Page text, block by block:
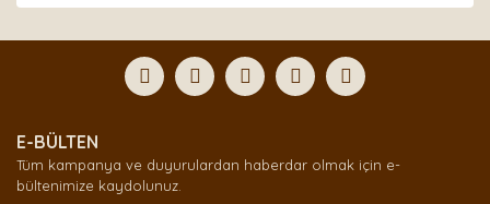
Yorum Yaz
formunu kullanarak tarafımıza iletebilirsiniz.
Görüş ve önerileriniz için teşekkür ederiz.
Ürün açıklamasında eksik bilgiler bulunuyor.
Ürün bilgilerinde hatalar bulunuyor.
E-BÜLTEN
Tüm kampanya ve duyurulardan haberdar olmak için e-
bültenimize kaydolunuz.